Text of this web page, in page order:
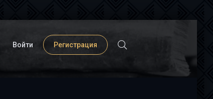
Войти Регистрация